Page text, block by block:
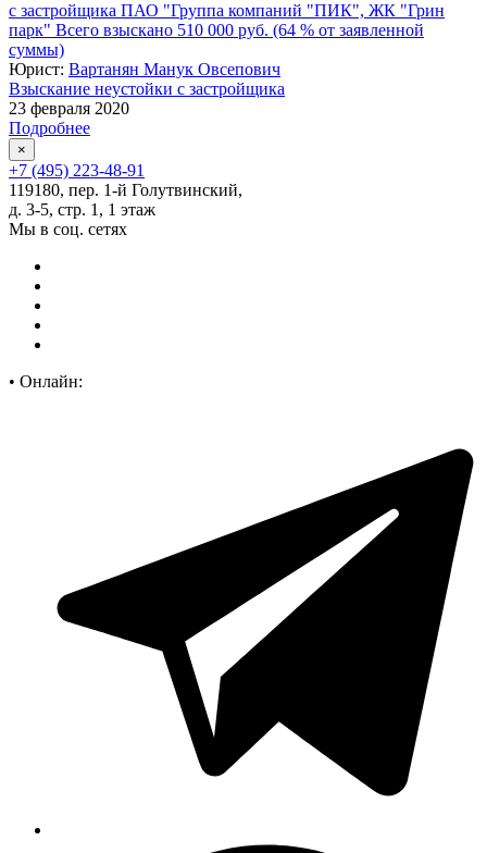
с застройщика ПАО "Группа компаний "ПИК", ЖК "Грин
парк" Всего взыскано 510 000 руб. (64 % от заявленной
суммы)
Юрист: Вартанян Манук Овсепович
Взыскание неустойки с застройщика
23 февраля 2020
Подробнее
×
+7 (495) 223-48-91
119180, пер. 1-й Голутвинский,
д. 3-5, стр. 1, 1 этаж
Мы в соц. сетях
• Онлайн: